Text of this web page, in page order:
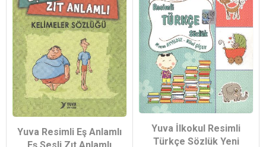
Yuva Resimli Eş Anlamlı
Yuva İlkokul Resimli
Türkçe Sözlük Yeni